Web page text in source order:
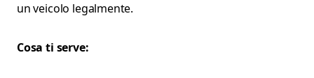
un veicolo legalmente.
Cosa ti serve: